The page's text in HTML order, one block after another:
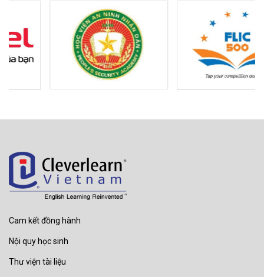
Cam kết đồng hành
Nội quy học sinh
Thư viện tài liệu